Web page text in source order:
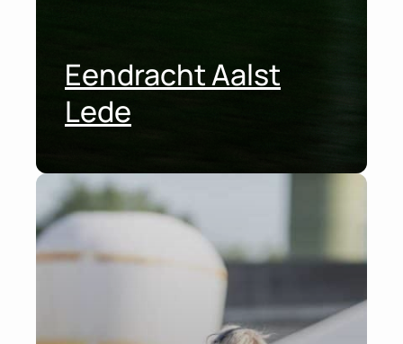
Eendracht Aalst
Lede